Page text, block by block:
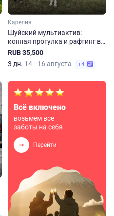
Карелия
Шуйский мультиактив:
конная прогулка и рафтинг в
Карелии
RUB 35,500
3 дн. 14—16 августа +4
Всё включено
возьмем все
заботы на себя
Перейти